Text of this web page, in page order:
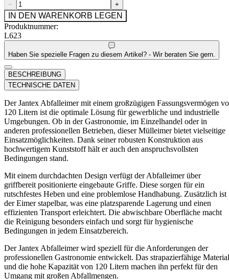
− +
IN DEN WARENKORB LEGEN
Produktnummer:
L623
Haben Sie spezielle Fragen zu diesem Artikel? - Wir beraten Sie gern.
BESCHREIBUNG
TECHNISCHE DATEN
Der Jantex Abfalleimer mit einem großzügigen Fassungsvermögen
120 Litern ist die optimale Lösung für gewerbliche und industrielle
Umgebungen. Ob in der Gastronomie, im Einzelhandel oder in
anderen professionellen Betrieben, dieser Mülleimer bietet vielseitige
Einsatzmöglichkeiten. Dank seiner robusten Konstruktion aus
hochwertigem Kunststoff hält er auch den anspruchsvollsten
Bedingungen stand.
Mit einem durchdachten Design verfügt der Abfalleimer über
griffbereit positionierte eingebaute Griffe. Diese sorgen für ein
rutschfestes Heben und eine problemlose Handhabung. Zusätzlich ist
der Eimer stapelbar, was eine platzsparende Lagerung und einen
effizienten Transport erleichtert. Die abwischbare Oberfläche macht
die Reinigung besonders einfach und sorgt für hygienische
Bedingungen in jedem Einsatzbereich.
Der Jantex Abfalleimer wird speziell für die Anforderungen der
professionellen Gastronomie entwickelt. Das strapazierfähige Material
und die hohe Kapazität von 120 Litern machen ihn perfekt für den
Umgang mit großen Abfallmengen.